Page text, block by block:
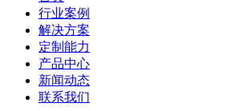
行业案例
解决方案
定制能力
产品中心
新闻动态
联系我们